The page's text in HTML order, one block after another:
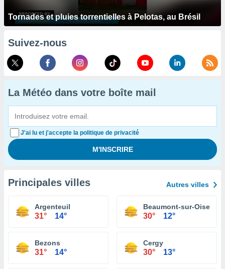
Tornades et pluies torrentielles à Pelotas, au Brésil
Suivez-nous
La Météo dans votre boîte mail
J'ai lu et j'accepte la politique de privacité
Principales villes Autres villes
Argenteuil
31° 14°
Beaumont-sur-Oise
30° 12°
Bezons
31° 14°
Cergy
30° 13°